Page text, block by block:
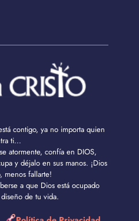
contigo, ya no importa quien
ti...
atormente, confía en DIOS,
y déjalo en sus manos. ¡Dios
menos fallarte!
a que Dios está ocupado
de tu vida.